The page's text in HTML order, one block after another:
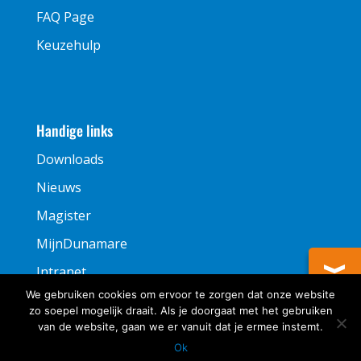
FAQ Page
Keuzehulp
Handige links
Downloads
Nieuws
Magister
MijnDunamare
Intranet
We gebruiken cookies om ervoor te zorgen dat onze website
zo soepel mogelijk draait. Als je doorgaat met het gebruiken
van de website, gaan we er vanuit dat je ermee instemt.
Ok